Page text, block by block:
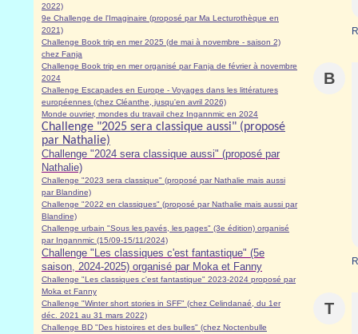
2022)
9e Challenge de l'Imaginaire (proposé par Ma Lecturothèque en
2021)
Challenge Book trip en mer 2025 (de mai à novembre - saison 2)
chez Fanja
Challenge Book trip en mer organisé par Fanja de février à novembre
2024
Challenge Escapades en Europe - Voyages dans les littératures
européennes (chez Cléanthe, jusqu'en avril 2026)
Monde ouvrier, mondes du travail chez Ingannmic en 2024
Challenge "2025 sera classique aussi" (proposé
par Nathalie)
Challenge "2024 sera classique aussi" (proposé par
Nathalie)
Challenge "2023 sera classique" (proposé par Nathalie mais aussi
par Blandine)
Challenge "2022 en classiques" (proposé par Nathalie mais aussi par
Blandine)
Challenge urbain "Sous les pavés, les pages" (3e édition) organisé
par Ingannmic (15/09-15/11/2024)
Challenge "Les classiques c'est fantastique" (5e
saison, 2024-2025) organisé par Moka et Fanny
Challenge "Les classiques c'est fantastique" 2023-2024 proposé par
Moka et Fanny
Challenge "Winter short stories in SFF" (chez Celindanaé, du 1er
déc. 2021 au 31 mars 2022)
Challenge BD "Des histoires et des bulles" (chez Noctenbulle
B
T